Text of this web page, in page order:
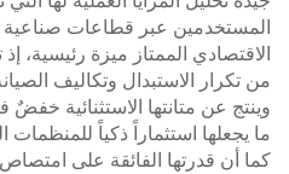
المستخدمين عبر قطاعات صناعية
الاقتصادي الممتاز ميزة رئيسية،
من تكرار الاستبدال وتكاليف
وينتج عن متانتها الاستثنائية خفضٌ
ما يجعلها استثماراً ذكياً للمنظمات
كما أن قدرتها الفائقة على